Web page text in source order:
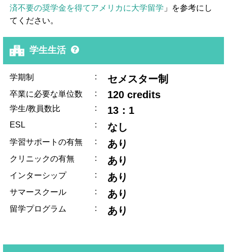
済不要の奨学金を得てアメリカに大学留学 」を参考にし
てください。
学生生活
学期制 : セメスター制
卒業に必要な単位数 : 120 credits
学生/教員数比 : 13：1
ESL : なし
学習サポートの有無 : あり
クリニックの有無 : あり
インターシップ : あり
サマースクール : あり
留学プログラム : あり